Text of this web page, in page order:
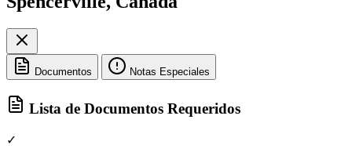
Documentos Notas Especiales
Lista de Documentos Requeridos
✓